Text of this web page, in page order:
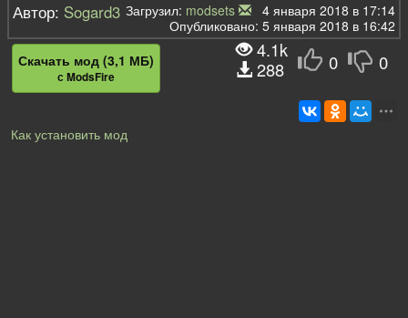
Автор: Sogard3 Загрузил: modsets
4 января 2018 в 17:14
Опубликовано: 5 января 2018 в 16:42
0 0
Скачать мод (3,1 МБ)
с ModsFire
4.1k
288
Как установить мод